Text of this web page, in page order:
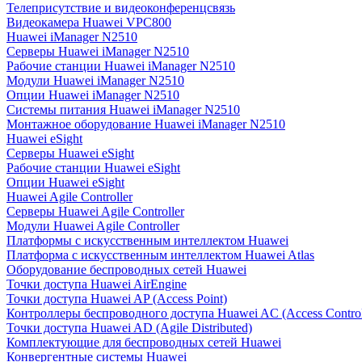
Телеприсутствие и видеоконференцсвязь
Видеокамера Huawei VPC800
Huawei iManager N2510
Серверы Huawei iManager N2510
Рабочие станции Huawei iManager N2510
Модули Huawei iManager N2510
Опции Huawei iManager N2510
Системы питания Huawei iManager N2510
Монтажное оборудование Huawei iManager N2510
Huawei eSight
Серверы Huawei eSight
Рабочие станции Huawei eSight
Опции Huawei eSight
Huawei Agile Controller
Серверы Huawei Agile Controller
Модули Huawei Agile Controller
Платформы с искусственным интеллектом Huawei
Платформа с искусственным интеллектом Huawei Atlas
Оборудование беспроводных сетей Huawei
Точки доступа Huawei AirEngine
Точки доступа Huawei AP (Access Point)
Контроллеры беспроводного доступа Huawei AC (Access
Точки доступа Huawei AD (Agile Distributed)
Комплектующие для беспроводных сетей Huawei
Конвергентные системы Huawei